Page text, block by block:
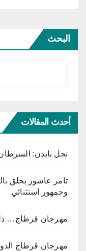
البحث
أحدث المقالات
نجل بايدن:
ثامر عاشور يحلق
وجمهور استثنائي
مهرجان قرطاج…